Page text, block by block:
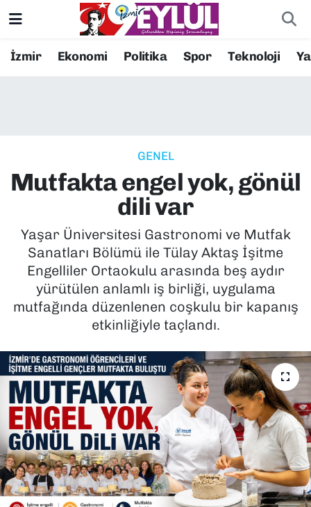
İzmir Ekonomi Politika Spor Teknoloji
GENEL
Mutfakta engel yok, gönül
dili var
Yaşar Üniversitesi Gastronomi ve Mutfak
Sanatları Bölümü ile Tülay Aktaş İşitme
Engelliler Ortaokulu arasında beş aydır
yürütülen anlamlı iş birliği, uygulama
mutfağında düzenlenen coşkulu bir kapanış
etkinliğiyle taçlandı.
Resmi İlanlar
EKONOMİ
KÜLTÜR SANAT
MAGAZİN
POLİTİKA
SPOR
TEKNOLOJİ
YAŞAM
YEREL YÖNETİMLER
Konak Nöbetçi Eczaneler
Süper Lig Puan Durumu ve Fikstür
Tüm Manşetler
Son Dakika Haberleri
Haber Arşivi